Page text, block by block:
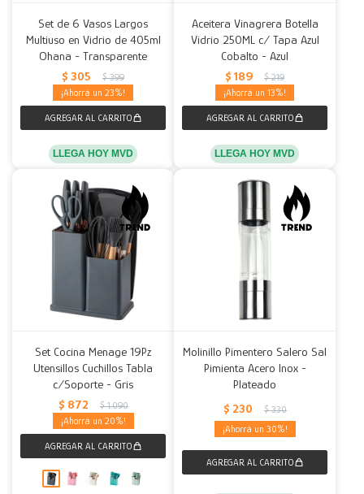
Set de 6 Vasos Largos
Multiuso en Vidrio de 405ml
Ohana - Transparente
$ 305 $ 399
23
LLEGA HOY MVD
Aceitera Vinagrera Botella
Vidrio 250ML c/ Tapa Azul
Cobalto - Azul
$ 189 $ 219
13
LLEGA HOY MVD
Set Cocina Menage 19Pz
Utensillos Cuchillos Tabla
c/Soporte - Gris
$ 872 $ 1.090
20
Molinillo Pimentero Salero Sal
Pimienta Acero Inox -
Plateado
$ 230 $ 330
30